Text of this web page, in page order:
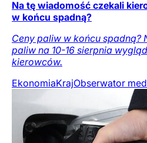
Na tę wiadomość czekali
w końcu spadną?
Ceny paliw w końcu spadną?
paliw na 10-16 sierpnia
kierowców.
EkonomiaKrajObserwator